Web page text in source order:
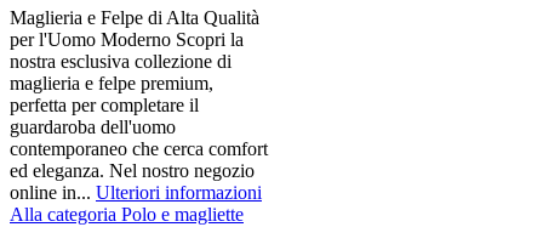
Maglieria e Felpe di Alta Qualità
per l'Uomo Moderno Scopri la
nostra esclusiva collezione di
maglieria e felpe premium,
perfetta per completare il
guardaroba dell'uomo
contemporaneo che cerca comfort
ed eleganza. Nel nostro negozio
online in... Ulteriori informazioni
Alla categoria Polo e magliette